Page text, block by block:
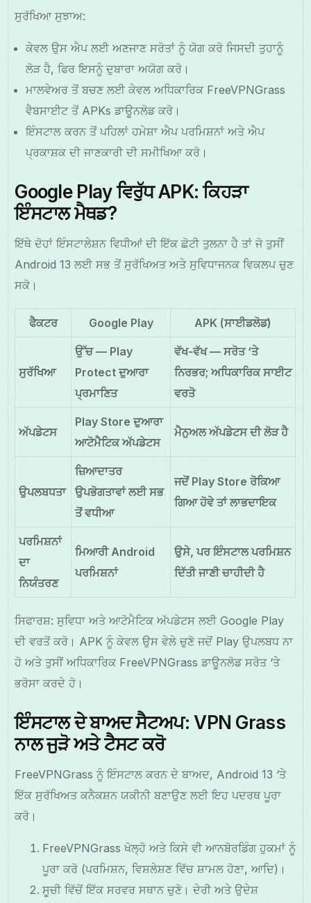
ਸੁਰੱਖਿਆ ਸੁਝਾਅ:
ਕੇਵਲ ਉਸ ਐਪ ਲਈ ਅਣਜਾਣ ਸਰੋਤਾਂ ਨੂੰ ਯੋਗ ਕਰੋ ਜਿਸਦੀ ਤੁਹਾਨੂੰ
ਲੋੜ ਹੈ, ਫਿਰ ਇਸਨੂੰ ਦੁਬਾਰਾ ਅਯੋਗ ਕਰੋ।
ਮਾਲਵੇਅਰ ਤੋਂ ਬਚਣ ਲਈ ਕੇਵਲ ਅਧਿਕਾਰਿਕ FreeVPNGrass
ਵੈਬਸਾਈਟ ਤੋਂ APKs ਡਾਊਨਲੋਡ ਕਰੋ।
ਇੰਸਟਾਲ ਕਰਨ ਤੋਂ ਪਹਿਲਾਂ ਹਮੇਸ਼ਾ ਐਪ ਪਰਮਿਸ਼ਨਾਂ ਅਤੇ ਐਪ
ਪ੍ਰਕਾਸ਼ਕ ਦੀ ਜਾਣਕਾਰੀ ਦੀ ਸਮੀਖਿਆ ਕਰੋ।
Google Play ਵਿਰੁੱਧ APK: ਕਿਹੜਾ
ਇੰਸਟਾਲ ਮੈਥਡ?
ਇੱਥੇ ਦੋਹਾਂ ਇੰਸਟਾਲੇਸ਼ਨ ਵਿਧੀਆਂ ਦੀ ਇੱਕ ਛੋਟੀ ਤੁਲਨਾ ਹੈ ਤਾਂ ਜੋ ਤੁਸੀਂ
Android 13 ਲਈ ਸਭ ਤੋਂ ਸੁਰੱਖਿਅਤ ਅਤੇ ਸੁਵਿਧਾਜਨਕ ਵਿਕਲਪ ਚੁਣ
ਸਕੋ।
ਫੈਕਟਰ Google Play APK (ਸਾਈਡਲੋਡ)
ਸੁਰੱਖਿਆ
ਉੱਚ — Play
Protect ਦੁਆਰਾ
ਪ੍ਰਮਾਣਿਤ
ਵੱਖ-ਵੱਖ — ਸਰੋਤ ‘ਤੇ
ਨਿਰਭਰ; ਅਧਿਕਾਰਿਕ ਸਾਈਟ
ਵਰਤੋ
ਅੱਪਡੇਟਸ
Play Store ਦੁਆਰਾ
ਆਟੋਮੈਟਿਕ ਅੱਪਡੇਟਸ
ਮੈਨੁਅਲ ਅੱਪਡੇਟਸ ਦੀ ਲੋੜ ਹੈ
ਉਪਲਬਧਤਾ
ਜ਼ਿਆਦਾਤਰ
ਉਪਭੋਗਤਾਵਾਂ ਲਈ ਸਭ
ਤੋਂ ਵਧੀਆ
ਜਦੋਂ Play Store ਰੋਕਿਆ
ਗਿਆ ਹੋਵੇ ਤਾਂ ਲਾਭਦਾਇਕ
ਪਰਮਿਸ਼ਨਾਂ
ਦਾ
ਨਿਯੰਤਰਣ
ਮਿਆਰੀ Android
ਪਰਮਿਸ਼ਨਾਂ
ਉਸੇ, ਪਰ ਇੰਸਟਾਲ ਪਰਮਿਸ਼ਨ
ਦਿੱਤੀ ਜਾਣੀ ਚਾਹੀਦੀ ਹੈ
ਸਿਫਾਰਸ਼: ਸੁਵਿਧਾ ਅਤੇ ਆਟੋਮੈਟਿਕ ਅੱਪਡੇਟਸ ਲਈ Google Play
ਦੀ ਵਰਤੋਂ ਕਰੋ। APK ਨੂੰ ਕੇਵਲ ਉਸ ਵੇਲੇ ਚੁਣੋ ਜਦੋਂ Play ਉਪਲਬਧ ਨਾ
ਹੋ ਅਤੇ ਤੁਸੀਂ ਅਧਿਕਾਰਿਕ FreeVPNGrass ਡਾਊਨਲੋਡ ਸਰੋਤ ‘ਤੇ
ਭਰੋਸਾ ਕਰਦੇ ਹੋ।
ਇੰਸਟਾਲ ਦੇ ਬਾਅਦ ਸੈਟਅਪ: VPN Grass
ਨਾਲ ਜੁੜੋ ਅਤੇ ਟੈਸਟ ਕਰੋ
FreeVPNGrass ਨੂੰ ਇੰਸਟਾਲ ਕਰਨ ਦੇ ਬਾਅਦ, Android 13 ‘ਤੇ
ਇੱਕ ਸੁਰੱਖਿਅਤ ਕਨੈਕਸ਼ਨ ਯਕੀਨੀ ਬਣਾਉਣ ਲਈ ਇਹ ਪਦਰਥ ਪੂਰਾ
ਕਰੋ।
FreeVPNGrass ਖੋਲ੍ਹੋ ਅਤੇ ਕਿਸੇ ਵੀ ਆਨਬੋਰਡਿੰਗ ਹੁਕਮਾਂ ਨੂੰ
ਪੂਰਾ ਕਰੋ (ਪਰਮਿਸ਼ਨ, ਵਿਸ਼ਲੇਸ਼ਣ ਵਿੱਚ ਸ਼ਾਮਲ ਹੋਣਾ, ਆਦਿ)।
ਸੂਚੀ ਵਿੱਚੋਂ ਇੱਕ ਸਰਵਰ ਸਥਾਨ ਚੁਣੋ। ਦੇਰੀ ਅਤੇ ਉਦੇਸ਼